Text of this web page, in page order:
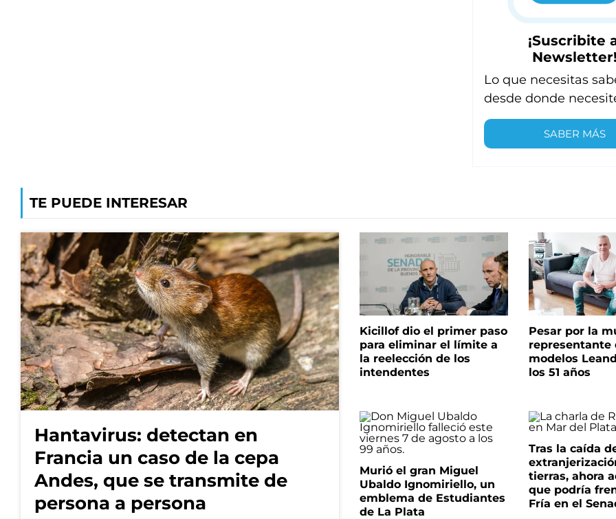
¡Suscribite
Newsletter!
Lo que necesitas
desde donde
SABER MÁS
TE PUEDE INTERESAR
Hantavirus: detectan en
Francia un caso de la cepa
Andes, que se transmite de
persona a persona
Kicillof dio el primer paso
para eliminar el límite a
la reelección de los
intendentes
Pesar por la
representante
modelos
los 51 años
Murió el gran Miguel
Ubaldo Ignomiriello, un
emblema de Estudiantes
de La Plata
Tras la caída
tierras, ahora
que podría
Fría en el